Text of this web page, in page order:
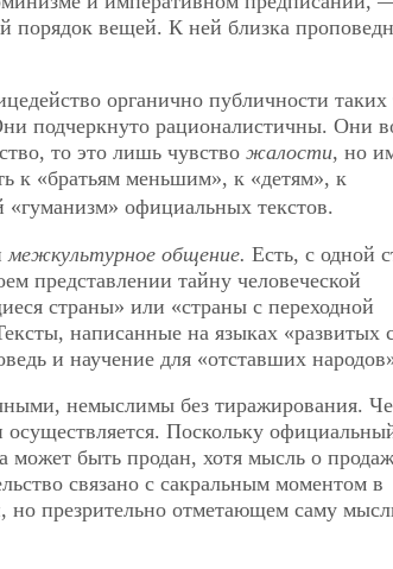
вещей. К ней близка
органично публичности таких
подчеркнуто рационалистичны. Они
то это лишь чувство жалости, но
к «братьям меньшим», к «детям», к
«гуманизм» официальных текстов.
межкультурное общение. Есть, с одной
представлении тайну человеческой
страны» или «страны с переходной
написанные на языках «развитых
и научение для «отставших
немыслимы без тиражирования.
Поскольку
может быть продан, хотя мысль о
связано с сакральным моментом в
презрительно отметающем саму